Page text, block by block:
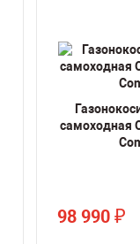
самоходная
98 990₽